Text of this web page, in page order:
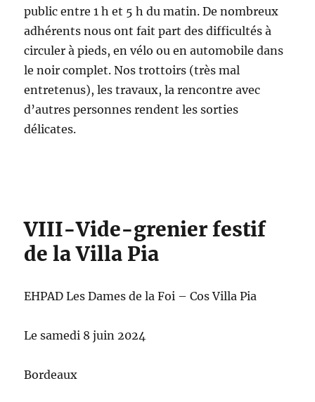
public entre 1 h et 5 h du matin. De nombreux
adhérents nous ont fait part des difficultés à
circuler à pieds, en vélo ou en automobile dans
le noir complet. Nos trottoirs (très mal
entretenus), les travaux, la rencontre avec
d’autres personnes rendent les sorties
délicates.
VIII-Vide-grenier festif
de la Villa Pia
EHPAD Les Dames de la Foi – Cos Villa Pia
Le samedi 8 juin 2024
Bordeaux